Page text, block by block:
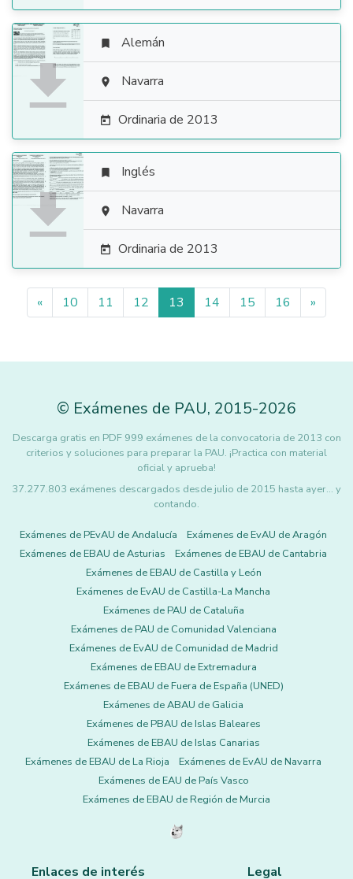

 Alemán
 Navarra
 Ordinaria de 2013

 Inglés
 Navarra
 Ordinaria de 2013
« 10 11 12 13 14 15 16 »
© Exámenes de PAU, 2015-2026
Descarga gratis en PDF 999 exámenes de la convocatoria de 2013 con
criterios y soluciones para preparar la PAU. ¡Practica con material
oficial y aprueba!
37.277.803 exámenes descargados desde julio de 2015 hasta ayer... y
contando.
Exámenes de PEvAU de Andalucía
Exámenes de EvAU de Aragón
Exámenes de EBAU de Asturias
Exámenes de EBAU de Cantabria
Exámenes de EBAU de Castilla y León
Exámenes de EvAU de Castilla-La Mancha
Exámenes de PAU de Cataluña
Exámenes de PAU de Comunidad Valenciana
Exámenes de EvAU de Comunidad de Madrid
Exámenes de EBAU de Extremadura
Exámenes de EBAU de Fuera de España (UNED)
Exámenes de ABAU de Galicia
Exámenes de PBAU de Islas Baleares
Exámenes de EBAU de Islas Canarias
Exámenes de EBAU de La Rioja
Exámenes de EvAU de Navarra
Exámenes de EAU de País Vasco
Exámenes de EBAU de Región de Murcia
Enlaces de interés Legal